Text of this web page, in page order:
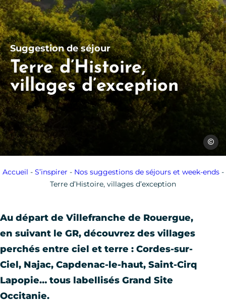
D.Viet
Suggestion de séjour
Terre d’Histoire,
villages d’exception
Accueil - S’inspirer - Nos suggestions de séjours et week-ends-
Terre d’Histoire, villages d’exception
Au départ de Villefranche de Rouergue,
en suivant le GR, découvrez des villages
perchés entre ciel et terre : Cordes-sur-
Ciel, Najac, Capdenac-le-haut, Saint-Cirq
Lapopie… tous labellisés Grand Site
Occitanie.